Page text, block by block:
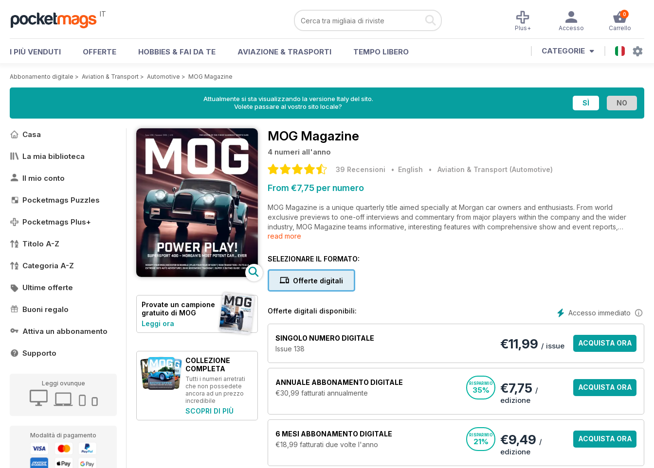
IT 0
Carrello
Accesso
Plus+
I PIÙ VENDUTI OFFERTE HOBBIES & FAI DA TE AVIAZIONE & TRASPORTI TEMPO LIBERO CATEGORIE
Abbonamento digitale > Aviation & Transport > Automotive > MOG Magazine
Attualmente si sta visualizzando la versione Italy del sito.
Volete passare al vostro sito locale?
Casa
La mia biblioteca
Il mio conto
Pocketmags Puzzles
Pocketmags Plus+
Titolo A-Z
Categoria A-Z
Ultime offerte
Buoni regalo
Attiva un abbonamento
Supporto
Leggi ovunque
Modalità di pagamento
Provate un campione
gratuito di MOG
Magazine
Leggi ora
COLLEZIONE
COMPLETA
Tutti i numeri arretrati
che non possedete
ancora ad un prezzo
incredibile
SCOPRI DI PIÙ
MOG Magazine
4 numeri all'anno
39 Recensioni • English • Aviation & Transport (Automotive)
From €7,75 per numero
MOG Magazine is a unique quarterly title aimed specially at Morgan car owners and enthusiasts. From world
exclusive previews to one-off interviews and commentary from major players within the company and the wider
industry, MOG Magazine teams informative, interesting features with comprehensive show and event reports,
technical articles, road tests and company profiles, as well as lifestyle features on exciting people, places and
read more
SELEZIONARE IL FORMATO:
Offerte digitali
Accesso immediato
Offerte digitali disponibili:
SINGOLO NUMERO DIGITALE
Issue 138
€11,99 / issue ACQUISTA ORA
ANNUALE ABBONAMENTO DIGITALE
€30,99 fatturati annualmente
RISPARMIO
35% €7,75 /
edizione
ACQUISTA ORA
6 MESI ABBONAMENTO DIGITALE
€18,99 fatturati due volte l'anno
RISPARMIO
21% €9,49 /
edizione
ACQUISTA ORA